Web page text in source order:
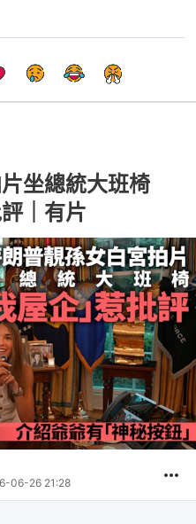
坐總統大班椅
｜有片
06-26 21:28